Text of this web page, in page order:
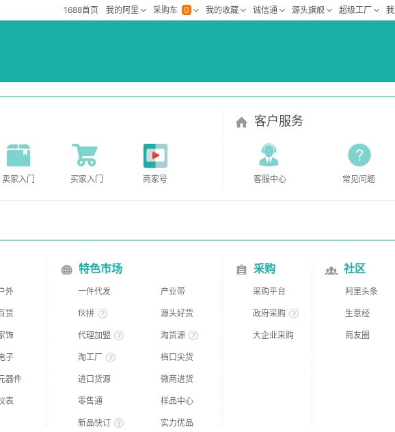
卖家入门 买家入门 商家号
客户服务
客服中心 常见问题
外
货
饰
子
器件
表
特色市场
一件代发 产业带
伙拼 源头好货
代理加盟 淘货源
淘工厂 档口尖货
进口货源 微商进货
零售通 样品中心
新品快订 实力优品
采购
采购平台
政府采购
大企业采购
社区
阿里头条
生意经
商友圈